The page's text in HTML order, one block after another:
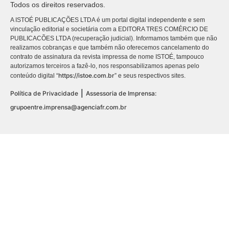
Todos os direitos reservados.
A ISTOÉ PUBLICAÇÕES LTDA é um portal digital independente e sem
vinculação editorial e societária com a EDITORA TRES COMÉRCIO DE
PUBLICACÕES LTDA (recuperação judicial). Informamos também que não
realizamos cobranças e que também não oferecemos cancelamento do
contrato de assinatura da revista impressa de nome ISTOÉ, tampouco
autorizamos terceiros a fazê-lo, nos responsabilizamos apenas pelo
conteúdo digital “https://istoe.com.br” e seus respectivos sites.
Política de Privacidade
Assessoria de Imprensa:
grupoentre.imprensa@agenciafr.com.br